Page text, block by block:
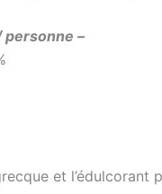
personne –
et l’édulcorant